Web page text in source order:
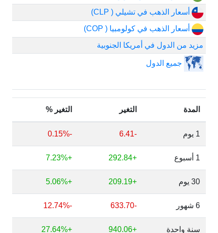
أسعار الذهب في تشيلي ( CLP)
أسعار الذهب في كولومبيا ( COP)
مزيد من الدول في أمريكا الجنوبية
جميع الدول
المدة التغير التغير %
1 يوم -6.41
-0.15%
1 أسبوع +292.84
+7.23%
30 يوم +209.19
+5.06%
6 شهور -633.70
-12.74%
سنة واحدة +940.06
+27.64%